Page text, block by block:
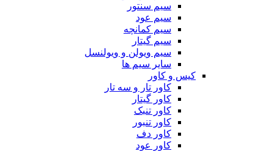
سیم سنتور
سیم عود
سیم کمانچه
سیم گیتار
سیم ویولن و ویولنسل
سایر سیم ها
کیس و کاور
کاور تار و سه تار
کاور گیتار
کاور تنبک
کاور تنبور
کاور دف
کاور عود